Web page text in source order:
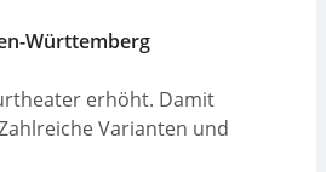
Württemberg
erhöht. Damit
Varianten und